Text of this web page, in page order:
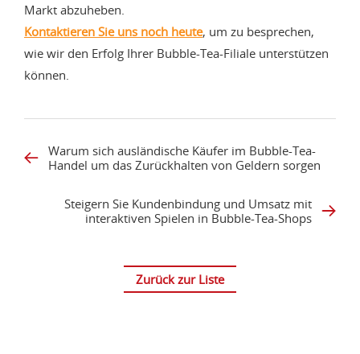
Markt abzuheben.
Kontaktieren Sie uns noch heute, um zu besprechen,
wie wir den Erfolg Ihrer Bubble-Tea-Filiale unterstützen
können.
Warum sich ausländische Käufer im Bubble-Tea-
Handel um das Zurückhalten von Geldern sorgen
Steigern Sie Kundenbindung und Umsatz mit
interaktiven Spielen in Bubble-Tea-Shops
Zurück zur Liste